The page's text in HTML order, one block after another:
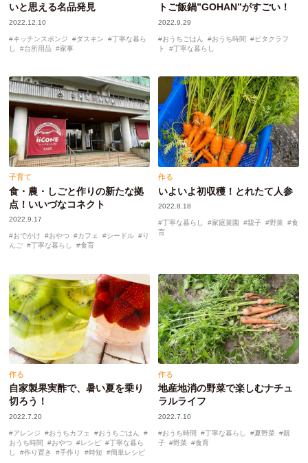
いと思える名品発見
2022.12.10
キッチンスポンジ ダスキン
丁寧な暮ら
し
台所用品 家事
トご飯鍋”GOHAN”がすごい！
2022.9.29
おうちごはん おうち時間
ビタクラフ
ト
丁寧な暮らし
子育て
食・農・しごと作りの新たな拠
点！いいづなコネクト
2022.9.17
おでかけ おやつ カフェ シードル
り
んご
丁寧な暮らし 食育
作る
いよいよ初収穫！とれたて人参
2022.8.18
丁寧な暮らし 家庭菜園 親子 野菜
食
育
作る
自家製果実酢で、暑い夏を乗り
切ろう！
2022.7.20
アレンジ おうちカフェ
おうちごはん
おうち時間
おやつ レシピ
丁寧な暮ら
し
作り置き 手作り 時短 簡単レシピ
作る
地産地消の野菜で楽しむナチュ
ラルライフ
2022.7.10
おうち時間 丁寧な暮らし 夏野菜
親
子
野菜 食育